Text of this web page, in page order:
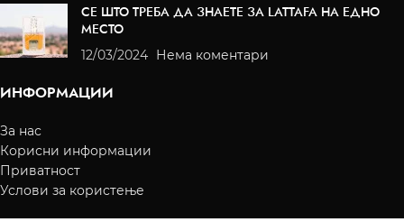
СЕ ШТО ТРЕБА ДА ЗНАЕТЕ ЗА LATTAFA НА ЕДНО
МЕСТО
12/03/2024 Нема коментари
ИНФОРМАЦИИ
За нас
Корисни информации
Приватност
Услови за користење